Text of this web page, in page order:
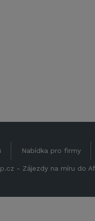
Nabídka pro firmy
- Zájezdy na míru do